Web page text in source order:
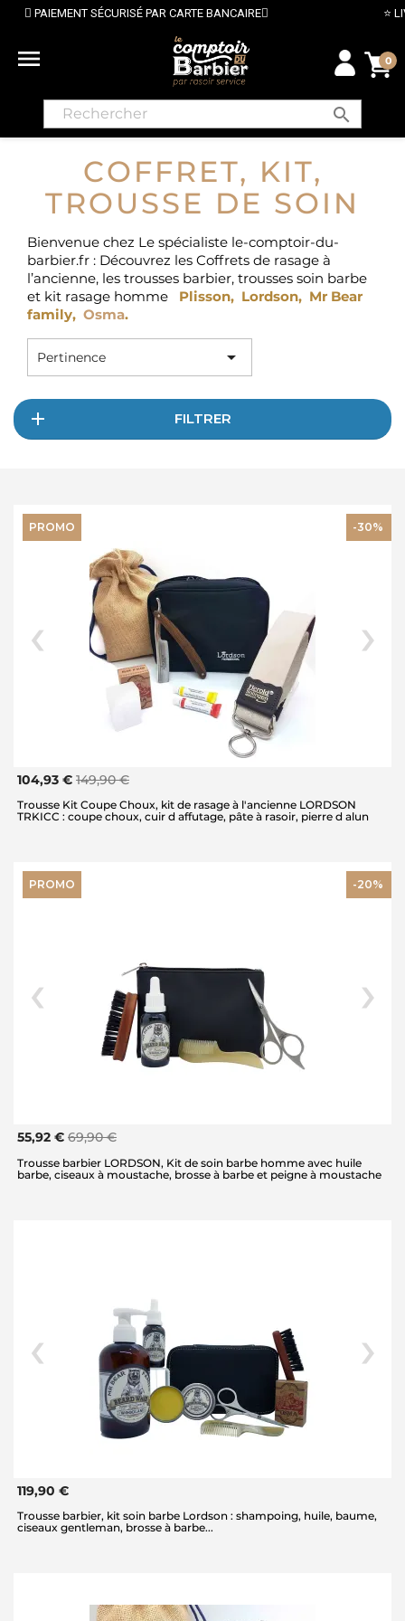
PAR CARTE BANCAIRE ⭐ LIVRAISON GRATUITE EN
 0
search
COFFRET, KIT,
TROUSSE DE SOIN
Bienvenue chez Le spécialiste le-comptoir-du-
barbier.fr : Découvrez les Coffrets de rasage à
l’ancienne, les trousses barbier, trousses soin barbe
et kit rasage homme Plisson, Lordson, Mr Bear
family, Osma.
Pertinence 
FILTRER
PROMO -30%
104,93 € 149,90 €
Trousse Kit Coupe Choux, kit de rasage à l'ancienne LORDSON
TRKICC : coupe choux, cuir d affutage, pâte à rasoir, pierre d alun
PROMO -20%
55,92 € 69,90 €
Trousse barbier LORDSON, Kit de soin barbe homme avec huile
barbe, ciseaux à moustache, brosse à barbe et peigne à moustache
119,90 €
Trousse barbier, kit soin barbe Lordson : shampoing, huile, baume,
ciseaux gentleman, brosse à barbe...